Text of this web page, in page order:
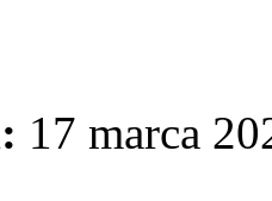
17 marca